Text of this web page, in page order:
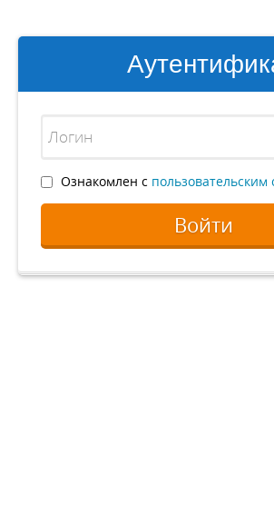
Ознакомлен с
Войти